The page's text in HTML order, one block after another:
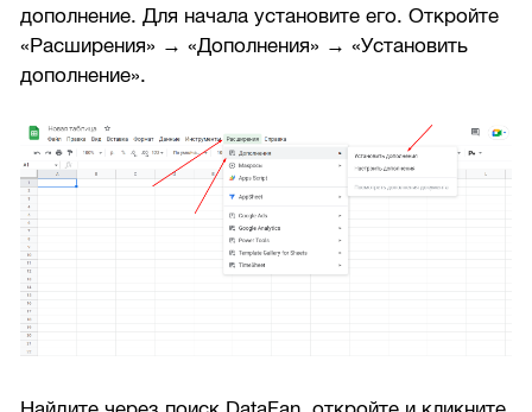
дополнение. Для начала установите его. Откройте
«Расширения» → «Дополнения» → «Установить
дополнение».